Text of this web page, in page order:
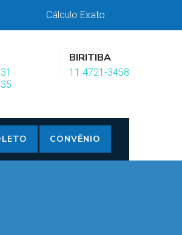
Cálculo Exato
BIRITIBA
11 4721-3458
CONVÊNIO